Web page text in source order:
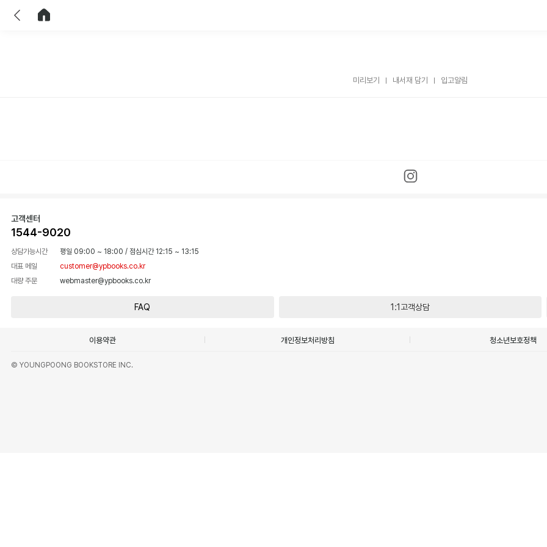
미리보기 내서재 담기 입고알림
고객센터
1544-9020
상담가능시간 평일 09:00 ~ 18:00 / 점심시간 12:15 ~ 13:15
대표 메일
customer@ypbooks.co.kr
대량 주문
webmaster@ypbooks.co.kr
FAQ 1:1고객상담
이용약관 개인정보처리방침 청소년보호정책
© YOUNGPOONG BOOKSTORE INC.